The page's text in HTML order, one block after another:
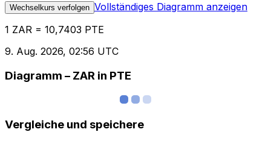
Wechselkurs verfolgen Vollständiges Diagramm anzeigen
1 ZAR = 10,7403 PTE
9. Aug. 2026, 02:56 UTC
Diagramm – ZAR in PTE
Vergleiche und speichere